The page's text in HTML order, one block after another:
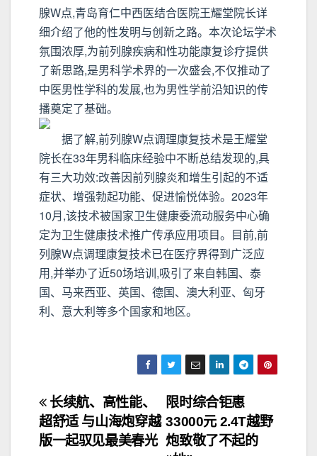
腺W点,青岛育仁中西医结合医院王耀堂院长详
细介绍了他的性发明与创新之路。本次论坛学术
氛围浓厚,为前列腺疾病和性功能康复诊疗提供
了新思路,是男科学术界的一次盛会,不仅推动了
中医男性学科的发展,也为男性学前沿知识的传
播奠定了基础。
据了解,前列腺W点调理康复技术是王耀堂
院长在33年男科临床经验中不断总结发现的,具
有三大功效:改善因前列腺炎和增生引起的不适
症状、增强勃起功能、促进愉悦体验。2023年
10月,该技术被国家卫生健康委流动服务中心确
定为卫生健康技术推广传承应用项目。目前,前
列腺W点调理康复技术已在医疗界得到广泛应
用,并举办了近50场培训,吸引了来自韩国、泰
国、马来西亚、英国、德国、澳大利亚、匈牙
利、意大利等多个国家和地区。
文
章
限时综合钜惠
33000元 2.4T越野
炮致敬了不起的
长续航、高性能、
超舒适 与山海炮穿越
版一起驭见最美春光